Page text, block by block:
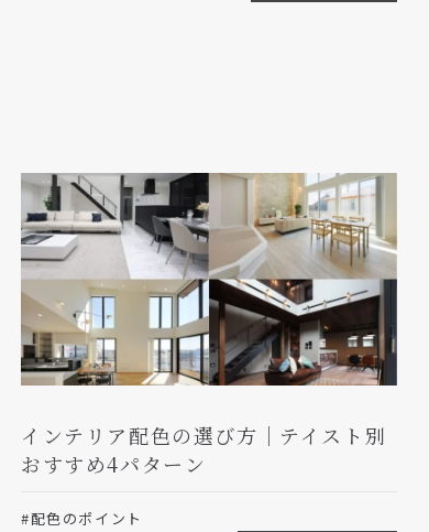
インテリア配色の選び方｜テイスト別
おすすめ4パターン
#配色のポイント